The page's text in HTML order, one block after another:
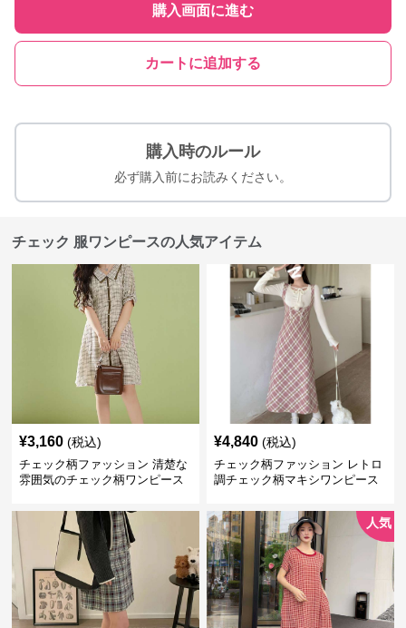
購入画面に進む
カートに追加する
購入時のルール
必ず購入前にお読みください。
チェック 服ワンピースの人気アイテム
¥3,160 (税込)
チェック柄ファッション 清楚な
雰囲気のチェック柄ワンピース
¥4,840 (税込)
チェック柄ファッション レトロ
調チェック柄マキシワンピース
人気